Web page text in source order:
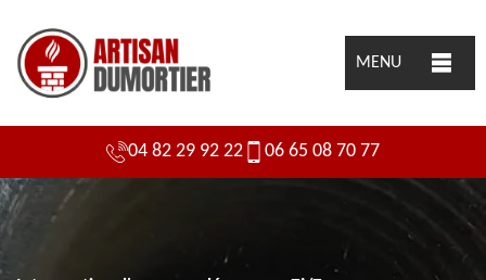
MENU
04 82 29 92 22 06 65 08 70 77